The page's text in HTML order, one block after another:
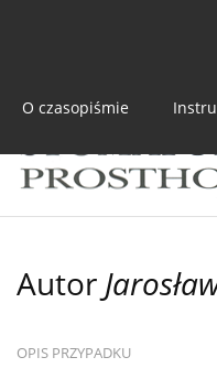
O czasopiśmie
Autor
OPIS PRZYPADKU